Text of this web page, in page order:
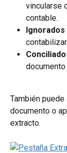
vincularse
contable.
Ignorados
contabilizar.
documento
También
documento o
extracto.